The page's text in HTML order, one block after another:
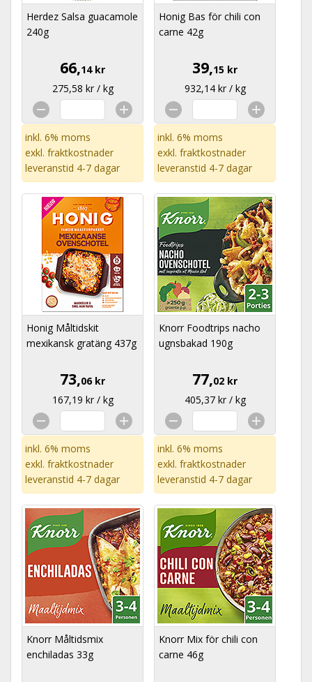
Herdez Salsa guacamole
240g
66,14 kr
275,58 kr / kg
inkl. 6% moms
exkl. fraktkostnader
leveranstid 4-7 dagar
Honig Bas för chili con
carne 42g
39,15 kr
932,14 kr / kg
inkl. 6% moms
exkl. fraktkostnader
leveranstid 4-7 dagar
Honig Måltidskit
mexikansk gratäng 437g
73,06 kr
167,19 kr / kg
inkl. 6% moms
exkl. fraktkostnader
leveranstid 4-7 dagar
Knorr Foodtrips nacho
ugnsbakad 190g
77,02 kr
405,37 kr / kg
inkl. 6% moms
exkl. fraktkostnader
leveranstid 4-7 dagar
Knorr Måltidsmix
enchiladas 33g
Knorr Mix för chili con
carne 46g